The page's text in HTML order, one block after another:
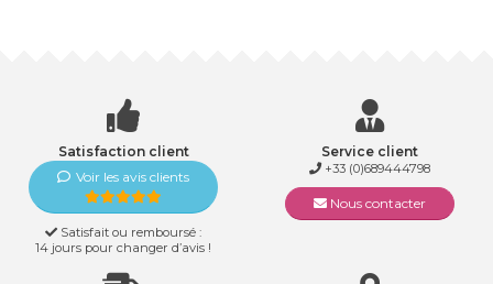
Satisfaction client
Voir les avis clients
Satisfait ou remboursé :
14 jours pour changer d’avis !
Service client
+33 (0)689444798
Nous contacter